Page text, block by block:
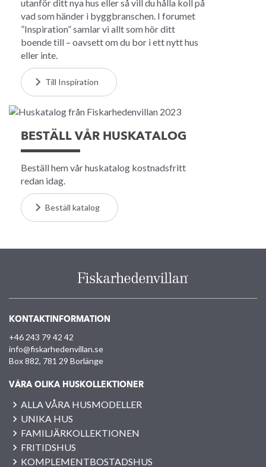
utanför ditt nya hus eller så vill du hålla koll på
vad som händer i byggbranschen. I forumet
”Inspiration” samlar vi allt som hör ditt
boende till – oavsett om du bor i ett nytt hus
eller inte.
Till Inspiration
BESTÄLL VÅR HUSKATALOG
Beställ hem vår huskatalog kostnadsfritt
redan idag.
Beställ katalog
KONTAKTINFORMATION
+46 243 79 42 42
info@fiskarhedenvillan.se
Box 882, 781 29 Borlänge
VÅRA OLIKA HUSKOLLEKTIONER
ALLA VÅRA HUSMODELLER
UNIKA HUS
FAMILJÄRKOLLEKTIONEN
FRITIDSHUS
KOMPLEMENTBOSTADSHUS